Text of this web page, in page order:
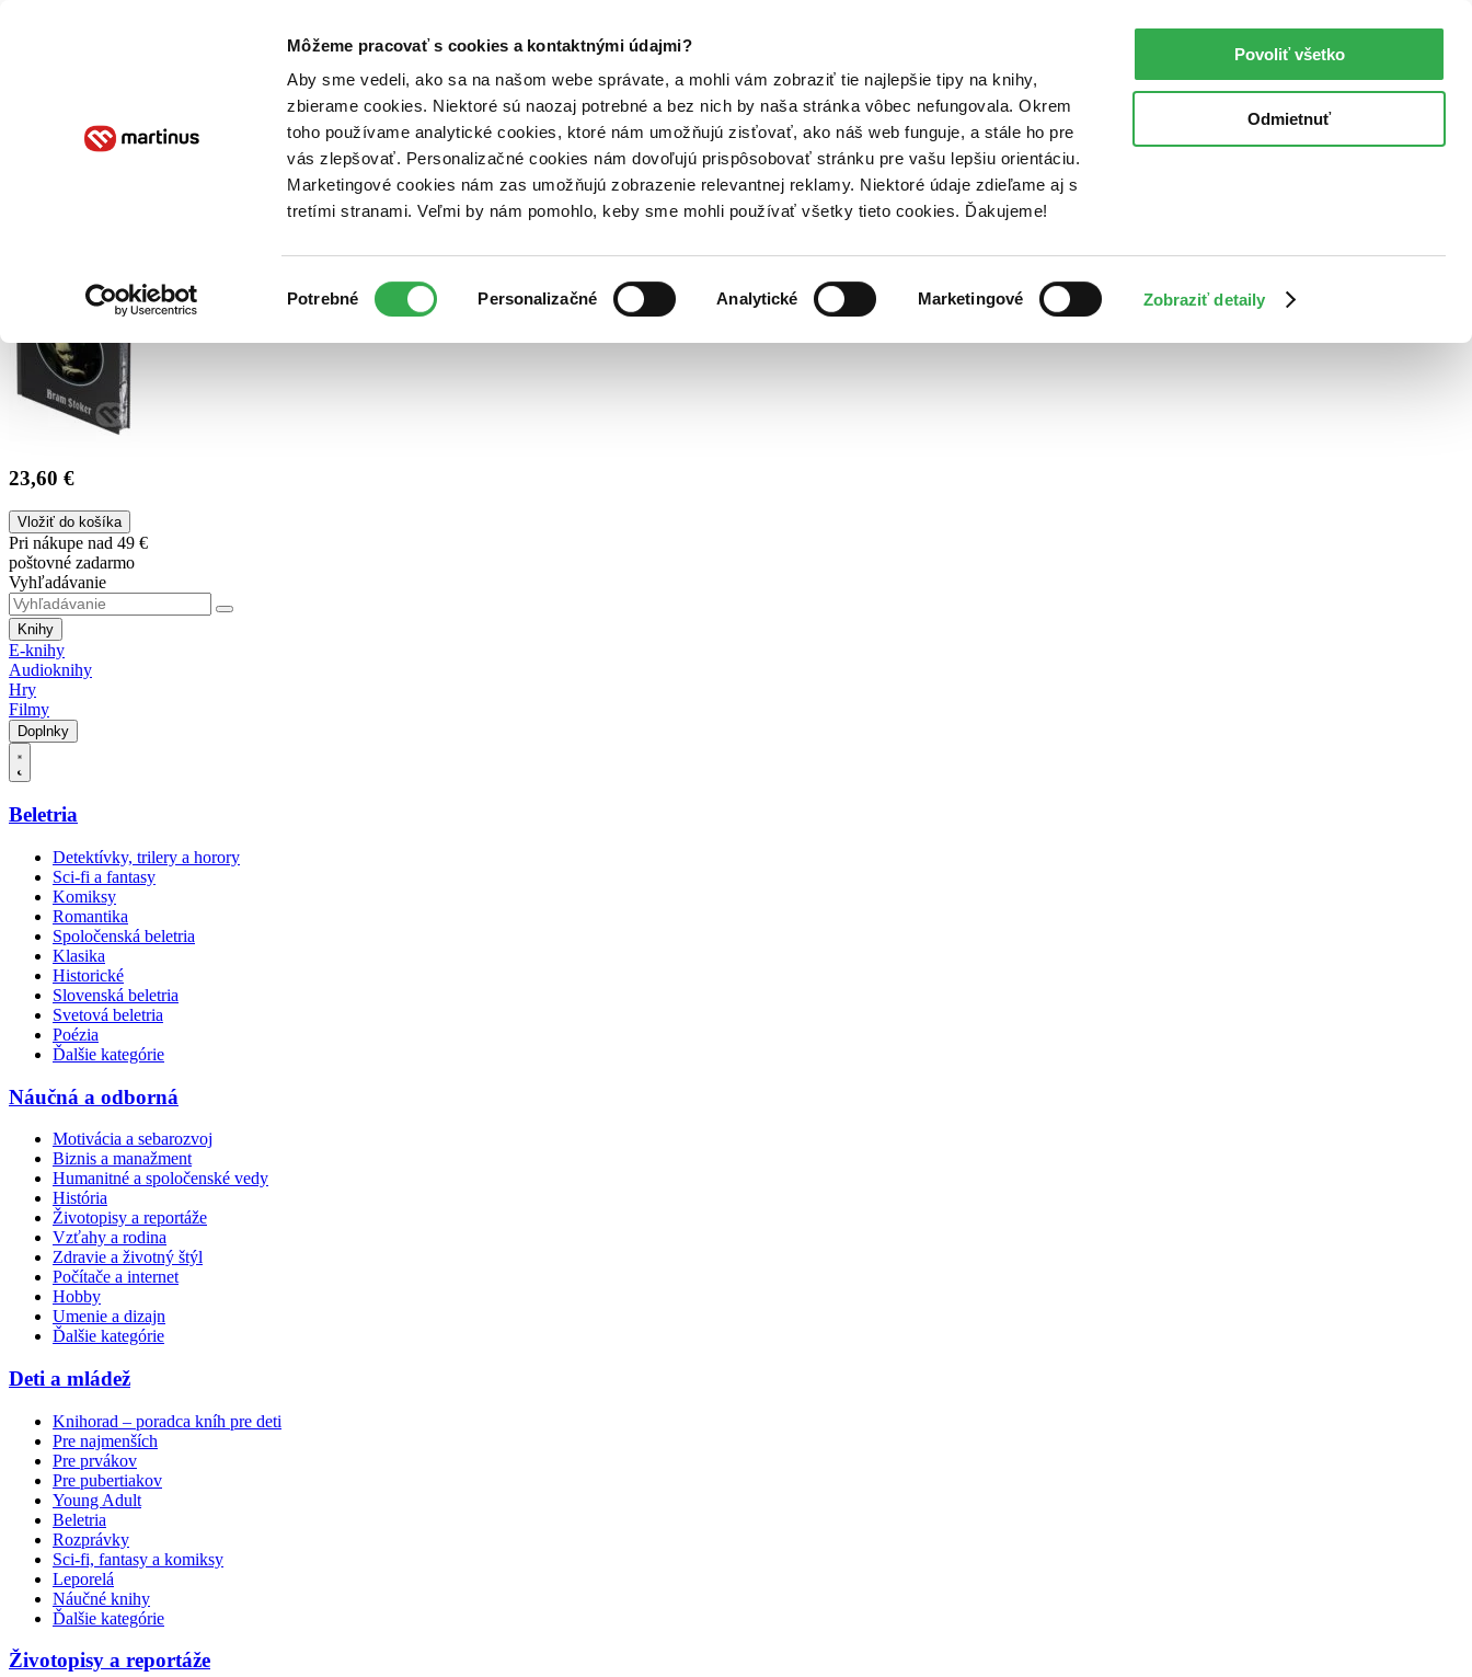
Môžeme pracovať s cookies a kontaktnými údajmi?
Aby sme vedeli, ako sa na našom webe správate, a mohli vám zobraziť tie najlepšie tipy na knihy,
zbierame cookies. Niektoré sú naozaj potrebné a bez nich by naša stránka vôbec nefungovala. Okrem
toho používame analytické cookies, ktoré nám umožňujú zisťovať, ako náš web funguje, a stále ho pre
vás zlepšovať. Personalizačné cookies nám dovoľujú prispôsobovať stránku pre vašu lepšiu orientáciu.
Marketingové cookies nám zas umožňujú zobrazenie relevantnej reklamy. Niektoré údaje zdieľame aj s
tretími stranami. Veľmi by nám pomohlo, keby sme mohli používať všetky tieto cookies. Ďakujeme!
súhlasu
Potrebné Personalizačné Analytické Marketingové Zobraziť detaily
Povoliť všetko
Odmietnuť
Poukážky Kontakt
23,60 €
Vložiť do košíka
Pri nákupe nad 49 €
poštovné zadarmo
Vyhľadávanie
Knihy
E-knihy
Audioknihy
Hry
Filmy
Doplnky
Beletria
Detektívky, trilery a horory
Sci-fi a fantasy
Komiksy
Romantika
Spoločenská beletria
Klasika
Historické
Slovenská beletria
Svetová beletria
Poézia
Ďalšie kategórie
Náučná a odborná
Motivácia a sebarozvoj
Biznis a manažment
Humanitné a spoločenské vedy
História
Životopisy a reportáže
Vzťahy a rodina
Zdravie a životný štýl
Počítače a internet
Hobby
Umenie a dizajn
Ďalšie kategórie
Deti a mládež
Knihorad – poradca kníh pre deti
Pre najmenších
Pre prvákov
Pre pubertiakov
Young Adult
Beletria
Rozprávky
Sci-fi, fantasy a komiksy
Leporelá
Náučné knihy
Ďalšie kategórie
Životopisy a reportáže